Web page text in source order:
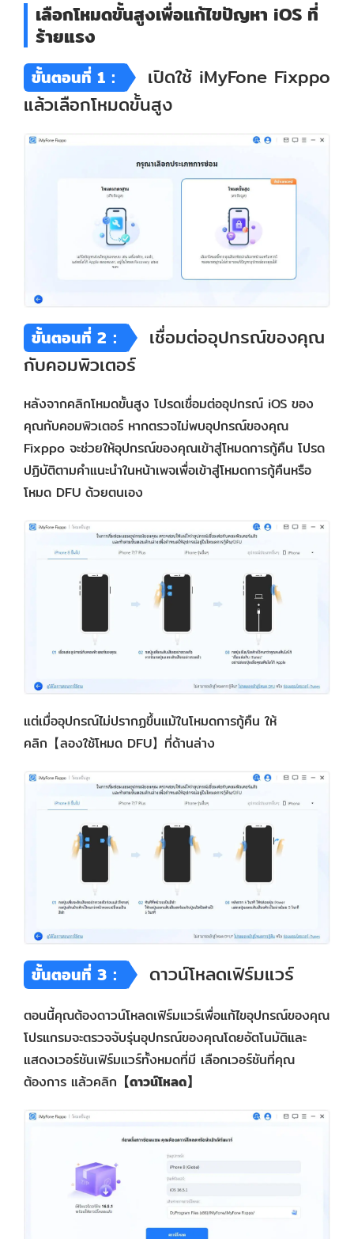
เลือกโหมดขั้นสูงเพื่อแก้ไขปัญหา iOS ที่
ร้ายแรง
ขั้นตอนที่ 1：
เปิดใช้ iMyFone Fixppo
แล้วเลือกโหมดขั้นสูง
ขั้นตอนที่ 2：
เชื่อมต่ออุปกรณ์ของคุณ
กับคอมพิวเตอร์
หลังจากคลิกโหมดขั้นสูง โปรดเชื่อมต่ออุปกรณ์ iOS ของ
คุณกับคอมพิวเตอร์ หากตรวจไม่พบอุปกรณ์ของคุณ
Fixppo จะช่วยให้อุปกรณ์ของคุณเข้าสู่โหมดการกู้คืน โปรด
ปฏิบัติตามคำแนะนำในหน้าเพจเพื่อเข้าสู่โหมดการกู้คืนหรือ
โหมด DFU ด้วยตนเอง
แต่เมื่ออุปกรณ์ไม่ปรากฏขึ้นแม้ในโหมดการกู้คืน ให้
คลิก【ลองใช้โหมด DFU】ที่ด้านล่าง
ขั้นตอนที่ 3： ดาวน์โหลดเฟิร์มแวร์
ตอนนี้คุณต้องดาวน์โหลดเฟิร์มแวร์เพื่อแก้ไขอุปกรณ์ของคุณ
โปรแกรมจะตรวจจับรุ่นอุปกรณ์ของคุณโดยอัตโนมัติและ
แสดงเวอร์ชันเฟิร์มแวร์ทั้งหมดที่มี เลือกเวอร์ชันที่คุณ
ต้องการ แล้วคลิก 【ดาวน์โหลด】